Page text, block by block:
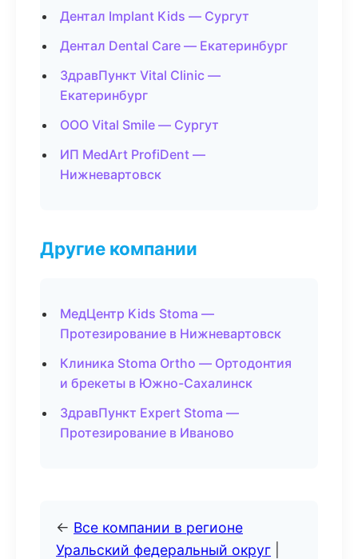
Дентал Implant Kids — Сургут
Дентал Dental Care — Екатеринбург
ЗдравПункт Vital Clinic —
Екатеринбург
ООО Vital Smile — Сургут
ИП MedArt ProfiDent —
Нижневартовск
Другие компании
МедЦентр Kids Stoma —
Протезирование в Нижневартовск
Клиника Stoma Ortho — Ортодонтия
и брекеты в Южно-Сахалинск
ЗдравПункт Expert Stoma —
Протезирование в Иваново
← Все компании в регионе
Уральский федеральный округ